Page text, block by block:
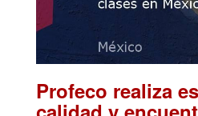
Profeco realiza